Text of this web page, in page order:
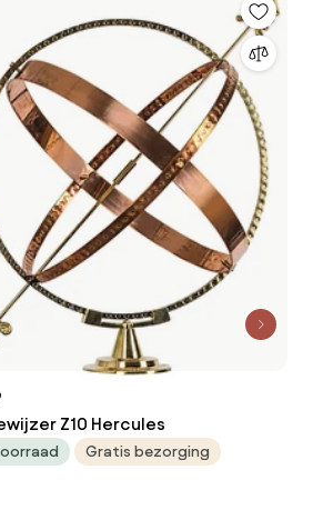
Z10 Hercules
Gratis bezorging